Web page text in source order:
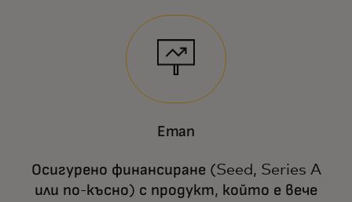
Етап
Осигурено финансиране (Seed, Series A
или по-късно) с продукт, който е вече